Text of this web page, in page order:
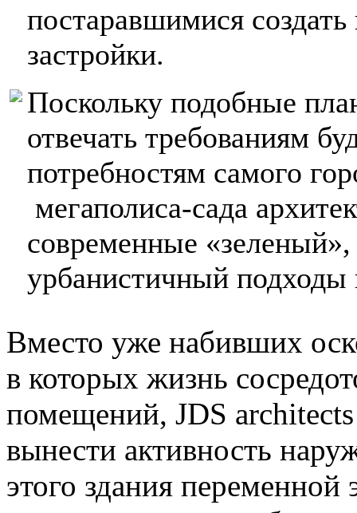
постаравшимися
застройки.
Поскольку подобные
отвечать требованиям
потребностям самого
мегаполиса-сада
современные
урбанистичный подходы
Вместо уже набивших
в которых жизнь
помещений, JDS
вынести активность
этого здания